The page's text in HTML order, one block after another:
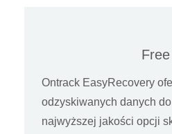
Free
Ontrack EasyRecovery
odzyskiwanych danych
najwyższej jakości opcji